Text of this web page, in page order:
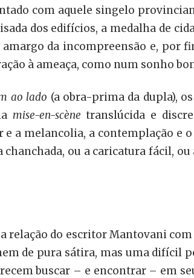
com aquele singelo
dos edifícios, a medalha de
da incompreensão e, por
à ameaça, como num sonho
ao lado (a obra-prima da dupla),
mise-en-scènetranslúcida e
a melancolia, a contemplação e
ou a caricatura fácil,
relação do escritor Mantovani
de pura sátira, mas uma difícil
buscar – e encontrar – em